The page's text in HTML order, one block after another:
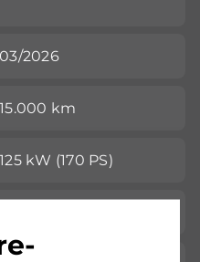
03/2026
15.000 km
125 kW (170 PS)